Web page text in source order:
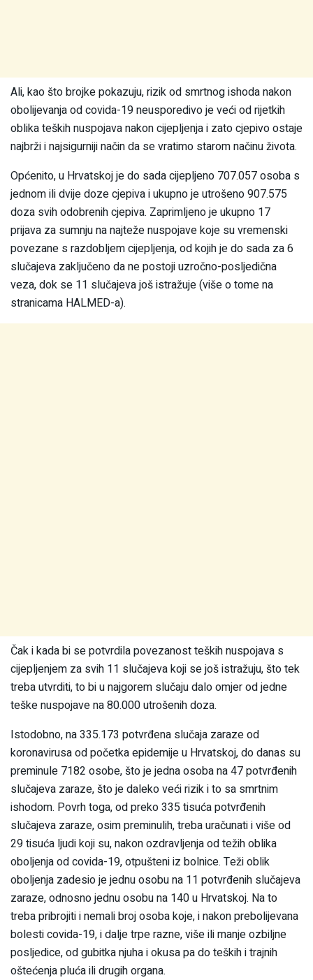
Ali, kao što brojke pokazuju, rizik od smrtnog ishoda nakon
obolijevanja od covida-19 neusporedivo je veći od rijetkih
oblika teških nuspojava nakon cijepljenja i zato cjepivo ostaje
najbrži i najsigurniji način da se vratimo starom načinu života.
Općenito, u Hrvatskoj je do sada cijepljeno 707.057 osoba s
jednom ili dvije doze cjepiva i ukupno je utrošeno 907.575
doza svih odobrenih cjepiva. Zaprimljeno je ukupno 17
prijava za sumnju na najteže nuspojave koje su vremenski
povezane s razdobljem cijepljenja, od kojih je do sada za 6
slučajeva zaključeno da ne postoji uzročno-posljedična
veza, dok se 11 slučajeva još istražuje (više o tome na
stranicama HALMED-a).
Čak i kada bi se potvrdila povezanost teških nuspojava s
cijepljenjem za svih 11 slučajeva koji se još istražuju, što tek
treba utvrditi, to bi u najgorem slučaju dalo omjer od jedne
teške nuspojave na 80.000 utrošenih doza.
Istodobno, na 335.173 potvrđena slučaja zaraze od
koronavirusa od početka epidemije u Hrvatskoj, do danas su
preminule 7182 osobe, što je jedna osoba na 47 potvrđenih
slučajeva zaraze, što je daleko veći rizik i to sa smrtnim
ishodom. Povrh toga, od preko 335 tisuća potvrđenih
slučajeva zaraze, osim preminulih, treba uračunati i više od
29 tisuća ljudi koji su, nakon ozdravljenja od težih oblika
oboljenja od covida-19, otpušteni iz bolnice. Teži oblik
oboljenja zadesio je jednu osobu na 11 potvrđenih slučajeva
zaraze, odnosno jednu osobu na 140 u Hrvatskoj. Na to
treba pribrojiti i nemali broj osoba koje, i nakon prebolijevana
bolesti covida-19, i dalje trpe razne, više ili manje ozbiljne
posljedice, od gubitka njuha i okusa pa do teških i trajnih
oštećenja pluća ili drugih organa.